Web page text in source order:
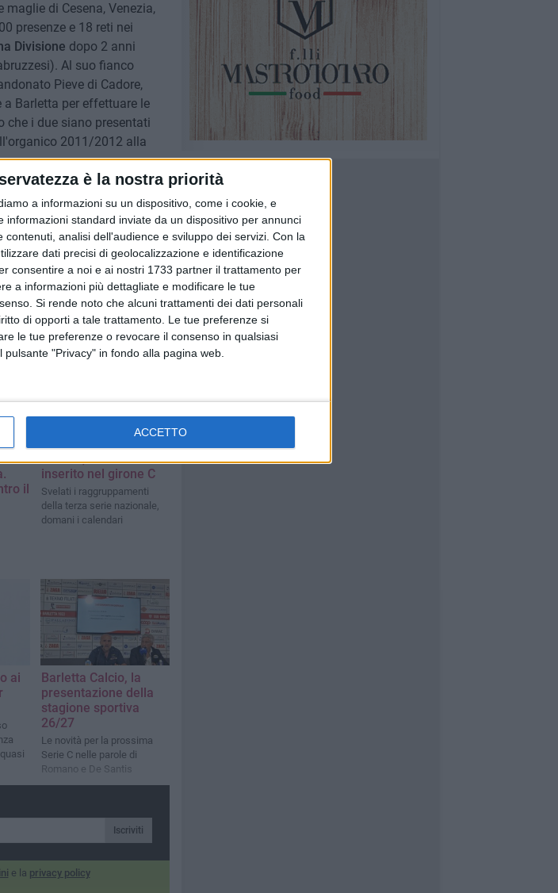
è la nostra priorità
a informazioni su un dispositivo, come i cookie, e
standard inviate da un dispositivo per annunci
analisi dell'audience e sviluppo dei servizi. Con la
dati precisi di geolocalizzazione e identificazione
consentire a noi e ai nostri 1733 partner il trattamento per
a informazioni più dettagliate e modificare le tue
Si rende noto che alcuni trattamenti dei dati personali
di opporti a tale trattamento. Le tue preferenze si
le tue preferenze o revocare il consenso in qualsiasi
"Privacy" in fondo alla pagina web.
ACCETTO
di Cesena, Venezia,
presenze e 18 reti nei
Divisione dopo 2 anni
Al suo fianco
Pieve di Cadore,
a Barletta per effettuare le
che i due siano presentati
2011/2012 alla
il
Serie C, Barletta
inserito nel girone C
Svelati i raggruppamenti
della terza serie nazionale,
domani i calendari
ai
Barletta Calcio, la
presentazione della
stagione sportiva
26/27
Le novità per la prossima
Serie C nelle parole di
Romano e De Santis
Iscriviti
e la privacy policy